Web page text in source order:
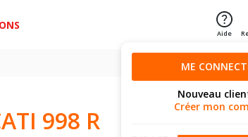
Aide
ME
Nouveau
Créer mon
998 R